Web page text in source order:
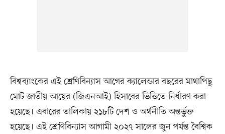
বিশ্বব্যাংকের এই শ্রেণিবিন্যাস আগের ক্যালেন্ডার বছরের মাথাপিছু
মোট জাতীয় আয়ের (জিএনআই) হিসাবের ভিত্তিতে নির্ধারণ করা
হয়েছে। এবারের তালিকায় ২১৮টি দেশ ও অর্থনীতি অন্তর্ভুক্ত
হয়েছে। এই শ্রেণিবিন্যাস আগামী ২০২৭ সালের জুন পর্যন্ত বৈশ্বিক